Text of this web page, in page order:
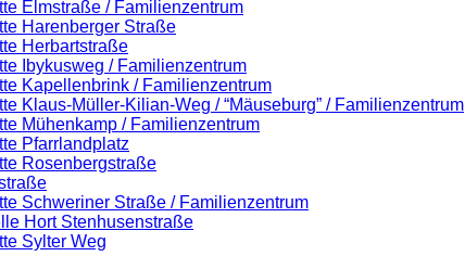
Elmstraße / Familienzentrum
Harenberger Straße
Herbartstraße
Ibykusweg / Familienzentrum
Kapellenbrink / Familienzentrum
Klaus-Müller-Kilian-Weg / “Mäuseburg” / Familienzentrum
Mühenkamp / Familienzentrum
Pfarrlandplatz
Rosenbergstraße
Schweriner Straße / Familienzentrum
Hort Stenhusenstraße
Sylter Weg